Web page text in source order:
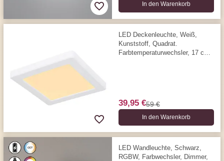
In den Warenkorb
LED Deckenleuchte, Weiß,
Kunststoff, Quadrat.
Farbtemperaturwechsler, 17 cm
39,95 €59 €
In den Warenkorb
LED Wandleuchte, Schwarz,
RGBW, Farbwechsler, Dimmer,